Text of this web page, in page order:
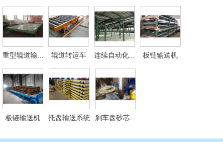
重型辊道输... 辊道转运车 连续自动化... 板链输送机
板链输送机 托盘输送系统 刹车盘砂芯...